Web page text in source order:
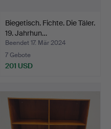
Biegetisch. Fichte. Die Täler.
19. Jahrhun…
Beendet 17. Mär 2024
7 Gebote
201 USD